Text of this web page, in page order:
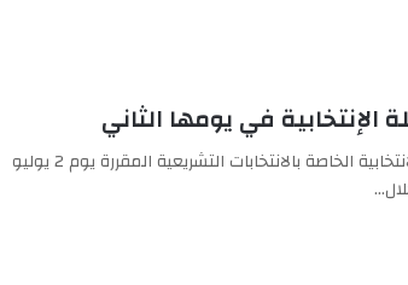
في يومها الثاني
تواصلت، اليوم الأربعاء، فعاليات الحملة الانتخابية الخاصة بالانتخابات التشريعية المقررة يوم 2 يوليو